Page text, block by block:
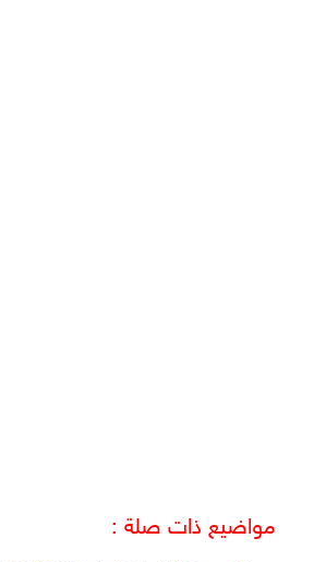
مواضيع ذات صلة :